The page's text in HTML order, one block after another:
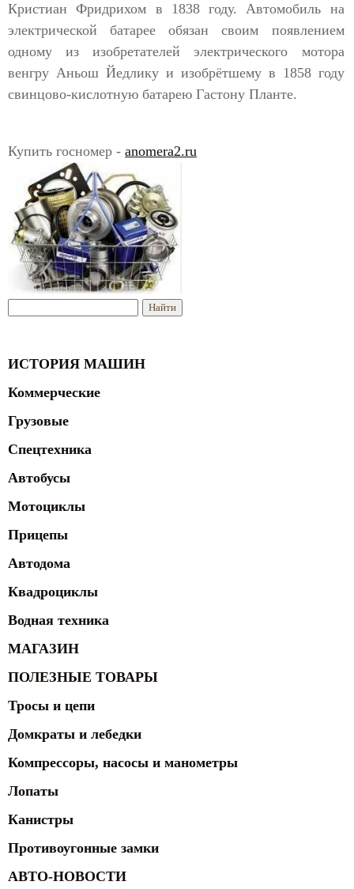
Кристиан Фридрихом в 1838 году. Автомобиль на
электрической батарее обязан своим появлением
одному из изобретателей электрического мотора
венгру Аньош Йедлику и изобрётшему в 1858 году
свинцово-кислотную батарею Гастону Планте.
Купить госномер - anomera2.ru
ИСТОРИЯ МАШИН
Коммерческие
Грузовые
Спецтехника
Автобусы
Мотоциклы
Прицепы
Автодома
Квадроциклы
Водная техника
МАГАЗИН
ПОЛЕЗНЫЕ ТОВАРЫ
Тросы и цепи
Домкраты и лебедки
Компрессоры, насосы и манометры
Лопаты
Канистры
Противоугонные замки
АВТО-НОВОСТИ